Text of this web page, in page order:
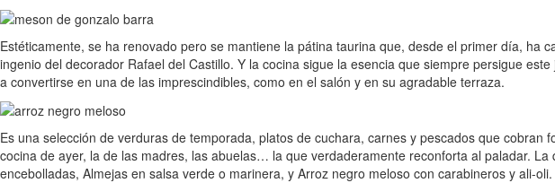
Estéticamente, se ha renovado pero se mantiene la pátina taurina que, desde el primer día,
ingenio del decorador Rafael del Castillo. Y la cocina sigue la esencia que siempre persigue
a convertirse en una de las imprescindibles, como en el salón y en su agradable terraza.
Es una selección de verduras de temporada, platos de cuchara, carnes y pescados que
cocina de ayer, la de las madres, las abuelas… la que verdaderamente reconforta al paladar.
encebolladas, Almejas en salsa verde o marinera, y Arroz negro meloso con carabineros y ali-oli.